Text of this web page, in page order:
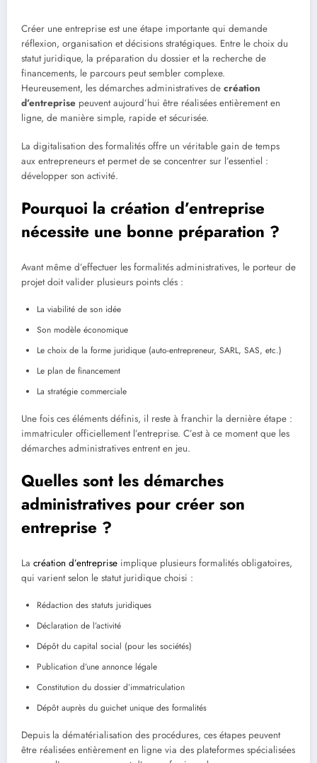
Créer une entreprise est une étape importante qui demande
réflexion, organisation et décisions stratégiques. Entre le choix du
statut juridique, la préparation du dossier et la recherche de
financements, le parcours peut sembler complexe.
Heureusement, les démarches administratives de création
d’entreprise peuvent aujourd’hui être réalisées entièrement en
ligne, de manière simple, rapide et sécurisée.
La digitalisation des formalités offre un véritable gain de temps
aux entrepreneurs et permet de se concentrer sur l’essentiel :
développer son activité.
Pourquoi la création d’entreprise
nécessite une bonne préparation ?
Avant même d’effectuer les formalités administratives, le porteur de
projet doit valider plusieurs points clés :
La viabilité de son idée
Son modèle économique
Le choix de la forme juridique (auto-entrepreneur, SARL, SAS, etc.)
Le plan de financement
La stratégie commerciale
Une fois ces éléments définis, il reste à franchir la dernière étape :
immatriculer officiellement l’entreprise. C’est à ce moment que les
démarches administratives entrent en jeu.
Quelles sont les démarches
administratives pour créer son
entreprise ?
La création d’entreprise implique plusieurs formalités obligatoires,
qui varient selon le statut juridique choisi :
Rédaction des statuts juridiques
Déclaration de l’activité
Dépôt du capital social (pour les sociétés)
Publication d’une annonce légale
Constitution du dossier d’immatriculation
Dépôt auprès du guichet unique des formalités
Depuis la dématérialisation des procédures, ces étapes peuvent
être réalisées entièrement en ligne via des plateformes spécialisées